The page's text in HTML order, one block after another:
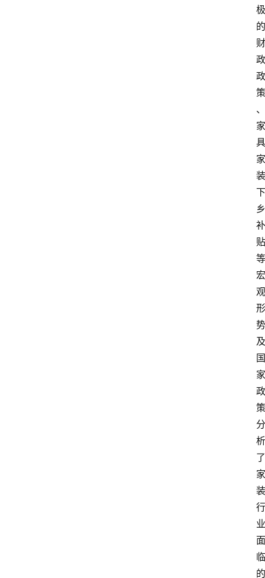
极
的
财
政
政
策
、
家
具
家
装
下
乡
补
贴
等
宏
观
形
势
及
国
家
政
策
分
析
了
家
装
行
业
面
临
的